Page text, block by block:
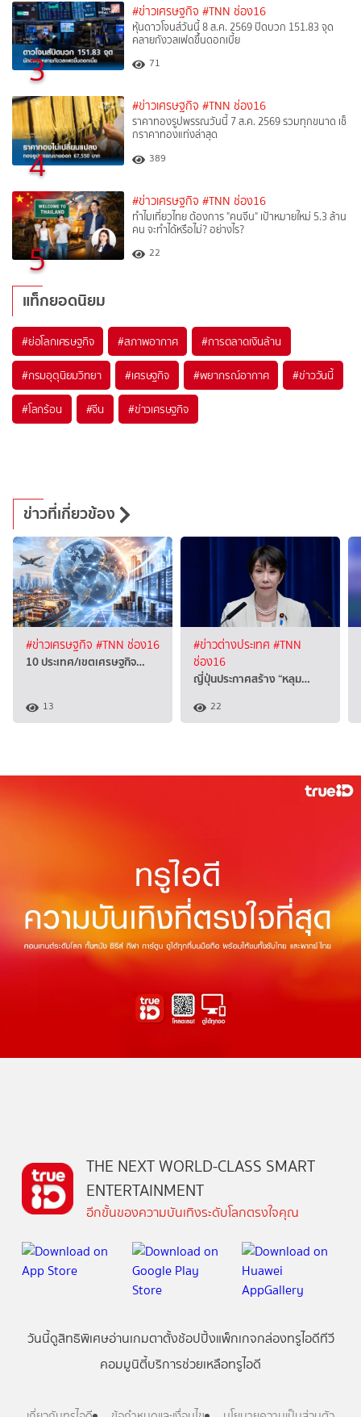
3
#ข่าวเศรษฐกิจ #TNN ช่อง16
หุ้นดาวโจนส์วันนี้ 8 ส.ค. 2569 ปิดบวก 151.83 จุด
คลายกังวลเฟดขึ้นดอกเบี้ย
71
4
#ข่าวเศรษฐกิจ #TNN ช่อง16
ราคาทองรูปพรรณวันนี้ 7 ส.ค. 2569 รวมทุกขนาด เช็
กราคาทองแท่งล่าสุด
389
5
#ข่าวเศรษฐกิจ #TNN ช่อง16
ทำไมเที่ยวไทย ต้องการ "คนจีน" เป้าหมายใหม่ 5.3 ล้าน
คน จะทำได้หรือไม่? อย่างไร?
22
แท็กยอดนิยม
#ย่อโลกเศรษฐกิจ #สภาพอากาศ #การตลาดเงินล้าน
#กรมอุตุนิยมวิทยา #เศรษฐกิจ #พยากรณ์อากาศ #ข่าววันนี้
#โลกร้อน #จีน #ข่าวเศรษฐกิจ
ข่าวที่เกี่ยวข้อง
#ข่าวเศรษฐกิจ #TNN ช่อง16
10 ประเทศ/เขตเศรษฐกิจ…
13
#ข่าวต่างประเทศ #TNN
ช่อง16
ญี่ปุ่นประกาศสร้าง “หลุม…
22
THE NEXT WORLD-CLASS SMART
ENTERTAINMENT
อีกขั้นของความบันเทิงระดับโลกตรงใจคุณ
วันนี้ดูสิทธิพิเศษอ่านเกมตาตั้งช้อปปิ้งแพ็กเกจกล่องทรูไอดีทีวี
คอมมูนิตี้บริการช่วยเหลือทรูไอดี